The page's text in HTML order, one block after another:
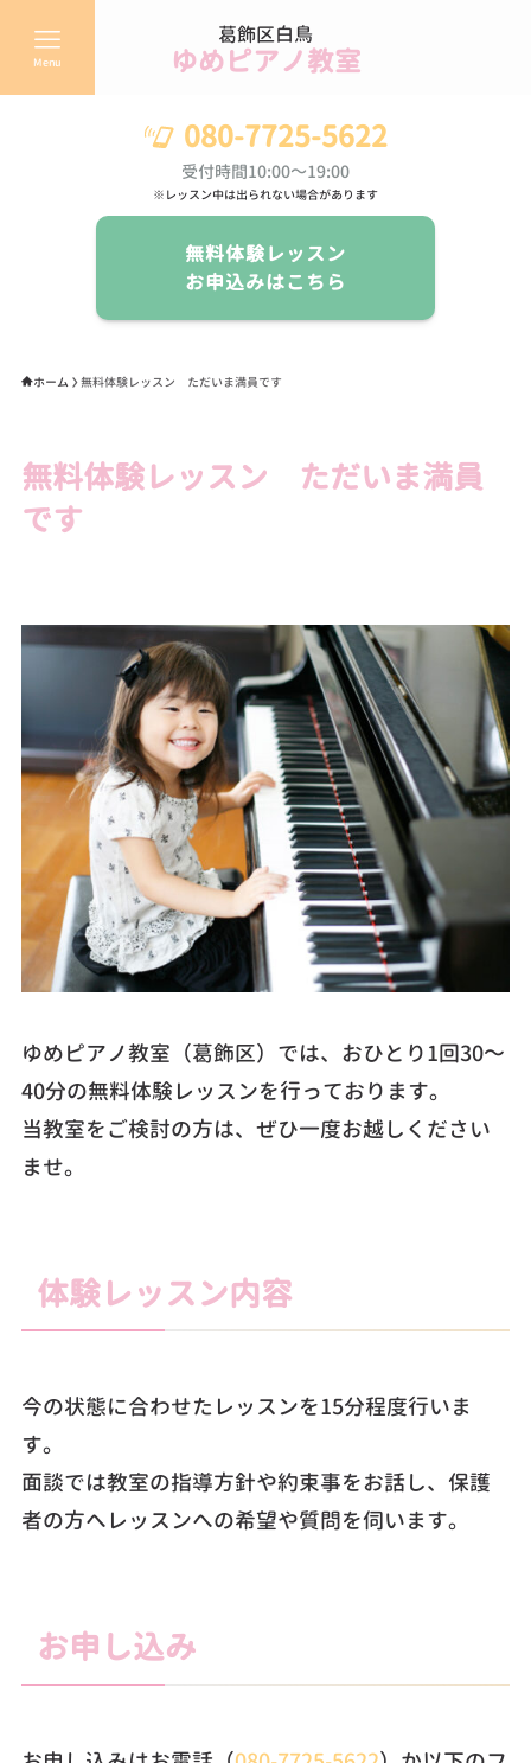
葛飾区白鳥
ゆめピアノ教室
Menu
080-7725-5622
受付時間10:00～19:00
※レッスン中は出られない場合があります
無料体験レッスン
お申込みはこちら
ホーム 無料体験レッスン ただいま満員です
無料体験レッスン ただいま満員
です
ゆめピアノ教室（葛飾区）では、おひとり1回30～
40分の無料体験レッスンを行っております。
当教室をご検討の方は、ぜひ一度お越しください
ませ。
体験レッスン内容
今の状態に合わせたレッスンを15分程度行いま
す。
面談では教室の指導方針や約束事をお話し、保護
者の方へレッスンへの希望や質問を伺います。
お申し込み